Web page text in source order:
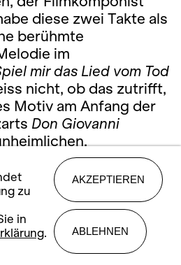
diese zwei Takte als
berühmte
im
mir das Lied vom Tod
nicht, ob das zutrifft,
Motiv am Anfang der
Don Giovanni
Es ist die steinerne,
Komturs, der am
Wüstling Don
ziehen und ihm
wird – erneut
den ersten dreissig
zu
in
.
AKZEPTIEREN
ABLEHNEN